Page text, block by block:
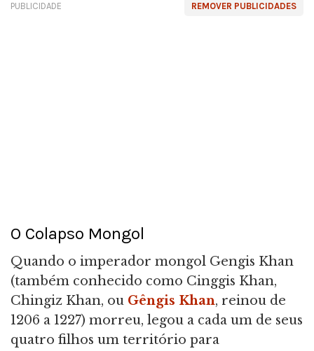
REMOVER PUBLICIDADES
PUBLICIDADE
O Colapso Mongol
Quando o imperador mongol Gengis Khan
(também conhecido como Cinggis Khan,
Chingiz Khan, ou Gêngis Khan, reinou de
1206 a 1227) morreu, legou a cada um de seus
quatro filhos um território para